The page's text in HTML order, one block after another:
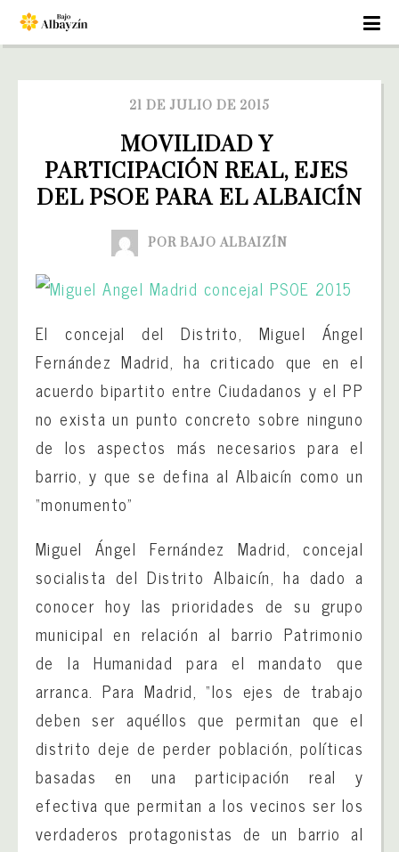
21 DE JULIO DE 2015
MOVILIDAD Y
PARTICIPACIÓN REAL, EJES
DEL PSOE PARA EL ALBAICÍN
POR BAJO ALBAIZÍN
El concejal del Distrito, Miguel Ángel
Fernández Madrid, ha criticado que en el
acuerdo bipartito entre Ciudadanos y el PP
no exista un punto concreto sobre ninguno
de los aspectos más necesarios para el
barrio, y que se defina al Albaicín como un
“monumento”
Miguel Ángel Fernández Madrid, concejal
socialista del Distrito Albaicín, ha dado a
conocer hoy las prioridades de su grupo
municipal en relación al barrio Patrimonio
de la Humanidad para el mandato que
arranca. Para Madrid, “los ejes de trabajo
deben ser aquéllos que permitan que el
distrito deje de perder población, políticas
basadas en una participación real y
efectiva que permitan a los vecinos ser los
verdaderos protagonistas de un barrio al